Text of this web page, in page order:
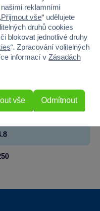
Tlapková patrola
KLUK
reklamními
Přijmout vše“ udělujete
druhů cookies
blokovat jednotlivé druhy
“. Zpracování volitelných
informací v Zásadách
Odmítnout
vše